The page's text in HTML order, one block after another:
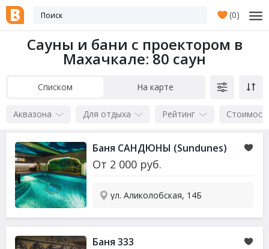
(0)
Сауны и бани с проектором в
Махачкале: 80 саун
Списком На карте
Аквазона Для отдыха Рейтинг
Баня САНДЮНЫ (Sundunes)
От 2 000 руб.
ул. Аликолобская, 14Б
Баня 333